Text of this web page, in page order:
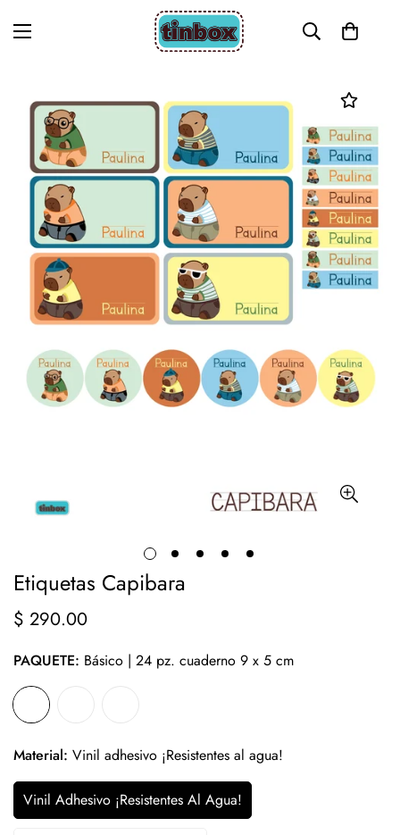
Etiquetas Capibara
Precio
$ 290.00
PAQUETE: Básico | 24 pz. cuaderno 9 x 5 cm
Material: Vinil adhesivo ¡Resistentes al agua!
Vinil Adhesivo ¡Resistentes Al Agua!